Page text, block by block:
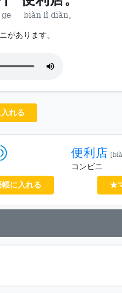
ge biàn lì diàn。
があります。
れる
に入れる
便利店
コンビニ
★